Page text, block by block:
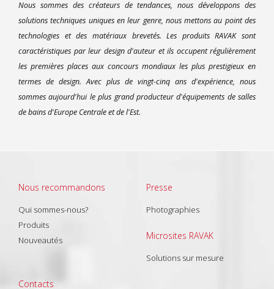
Nous sommes des créateurs de tendances, nous développons des
solutions techniques uniques en leur genre, nous mettons au point des
technologies et des matériaux brevetés. Les produits RAVAK sont
caractéristiques par leur design d'auteur et ils occupent régulièrement
les premières places aux concours mondiaux les plus prestigieux en
termes de design. Avec plus de vingt-cinq ans d'expérience, nous
sommes aujourd'hui le plus grand producteur d'équipements de salles
de bains d'Europe Centrale et de l'Est.
Nous recommandons
Qui sommes-nous?
Produits
Nouveautés
Presse
Photographies
Microsites RAVAK
Solutions sur mesure
Contacts